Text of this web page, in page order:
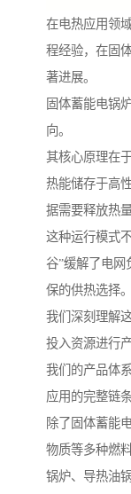
在电热应用领
程经验，在固
著进展。
固体蓄能电锅
向。
其核心原理在
热能储存于高
据需要释放热
这种运行模式
谷”缓解了电
保的供热选择。
我们深刻理解
投入资源进行
我们的产品体
应用的完整链条
除了固体蓄能
物质等多种燃
锅炉、导热油